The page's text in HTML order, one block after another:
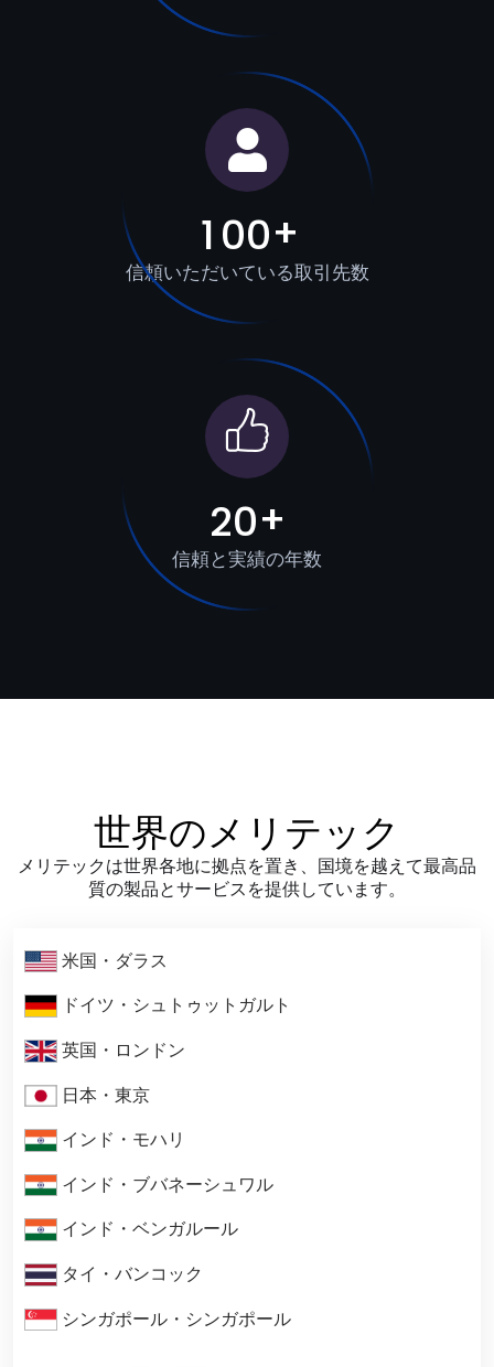
100+
信頼いただいている取引先数
20+
信頼と実績の年数
世界のメ リ テック
メリテックは世界各地に拠点を置き、国境を越えて最高品
質の製品とサービスを提供しています。
米国・ダラス
ドイツ・シュトゥットガルト
英国・ロンドン
日本・東京
インド・モハリ
インド・ブバネーシュワル
インド・ベンガルール
タイ・バンコック
シンガポール・シンガポール